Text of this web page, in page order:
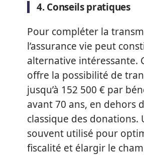
4. Conseils pratiques
Pour compléter la
l’assurance vie peut
alternative intéressante.
offre la possibilité de
jusqu’à 152 500 € par
avant 70 ans, en dehors
classique des donations.
souvent utilisé pour
fiscalité et élargir le